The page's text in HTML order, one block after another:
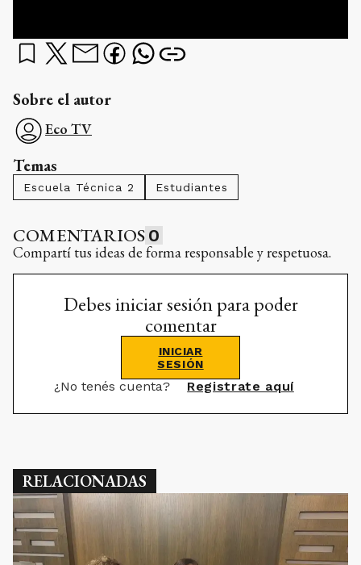
Sobre el autor
Eco TV
Temas
Escuela Técnica 2 Estudiantes
COMENTARIOS 0
Compartí tus ideas de forma responsable y respetuosa.
Debes iniciar sesión para poder
comentar
INICIAR
SESIÓN
¿No tenés cuenta? Registrate aquí
RELACIONADAS